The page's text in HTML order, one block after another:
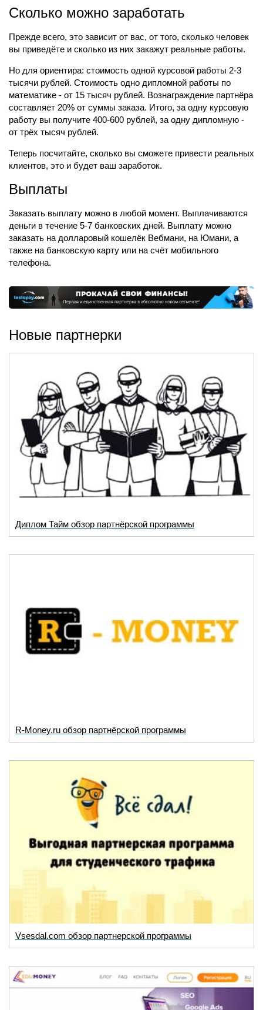
Сколько можно заработать
Прежде всего, это зависит от вас, от того, сколько человек
вы приведёте и сколько из них закажут реальные работы.
Но для ориентира: стоимость одной курсовой работы 2-3
тысячи рублей. Стоимость одно дипломной работы по
математике - от 15 тысяч рублей. Вознаграждение партнёра
составляет 20% от суммы заказа. Итого, за одну курсовую
работу вы получите 400-600 рублей, за одну дипломную -
от трёх тысяч рублей.
Теперь посчитайте, сколько вы сможете привести реальных
клиентов, это и будет ваш заработок.
Выплаты
Заказать выплату можно в любой момент. Выплачиваются
деньги в течение 5-7 банковских дней. Выплату можно
заказать на долларовый кошелёк Вебмани, на Юмани, а
также на банковскую карту или на счёт мобильного
телефона.
Новые партнерки
Диплом Тайм обзор партнёрской программы
R-Money.ru обзор партнёрской программы
Vsesdal.com обзор партнерской программы